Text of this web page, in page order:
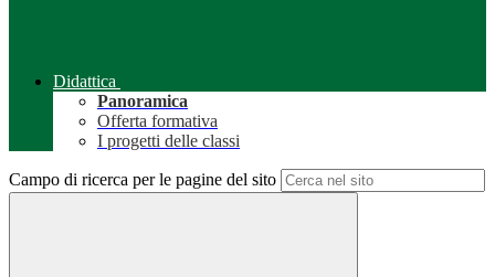
Didattica
Panoramica
Offerta formativa
I progetti delle classi
Campo di ricerca per le pagine del sito